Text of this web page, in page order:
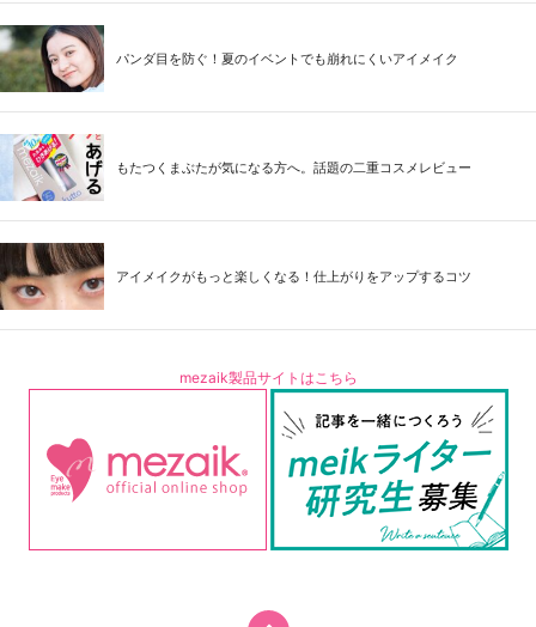
パンダ目を防ぐ！夏のイベントでも崩れにくいアイメイク
もたつくまぶたが気になる方へ。話題の二重コスメレビュー
アイメイクがもっと楽しくなる！仕上がりをアップするコツ
mezaik製品サイトはこちら